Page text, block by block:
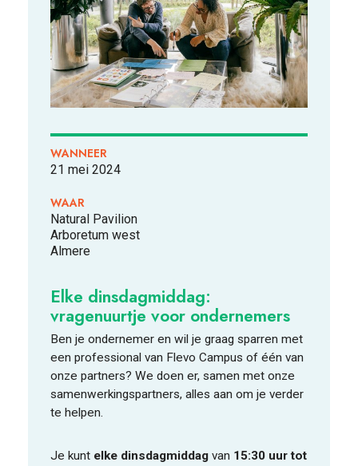
OVER
FOOD PIONEERS
WANNEER
21 mei 2024
WAAR
Natural Pavilion
Arboretum west
Almere
Elke dinsdagmiddag:
vragenuurtje voor ondernemers
Ben je ondernemer en wil je graag sparren met
een professional van Flevo Campus of één van
onze partners? We doen er, samen met onze
samenwerkingspartners, alles aan om je verder
te helpen.
Je kunt elke dinsdagmiddag van 15:30 uur tot